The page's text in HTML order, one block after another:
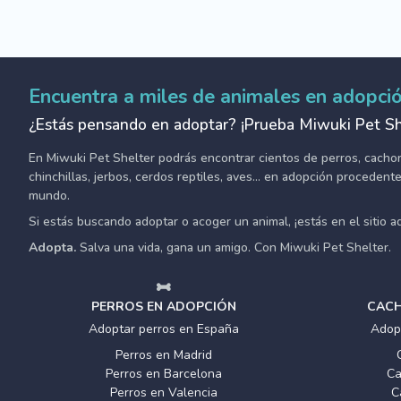
Encuentra a miles de animales en
¿Estás pensando en adoptar? ¡Prueba Miwuki Pet
En Miwuki Pet Shelter podrás encontrar cientos de perros,
chinchillas, jerbos, cerdos reptiles, aves... en adopción
mundo.
Si estás buscando adoptar o acoger un animal, ¡estás en el sitio
Adopta. Salva una vida, gana un amigo. Con Miwuki Pet Shelter.
PERROS EN ADOPCIÓN
Adoptar perros en España
Perros en Madrid
Perros en Barcelona
Perros en Valencia